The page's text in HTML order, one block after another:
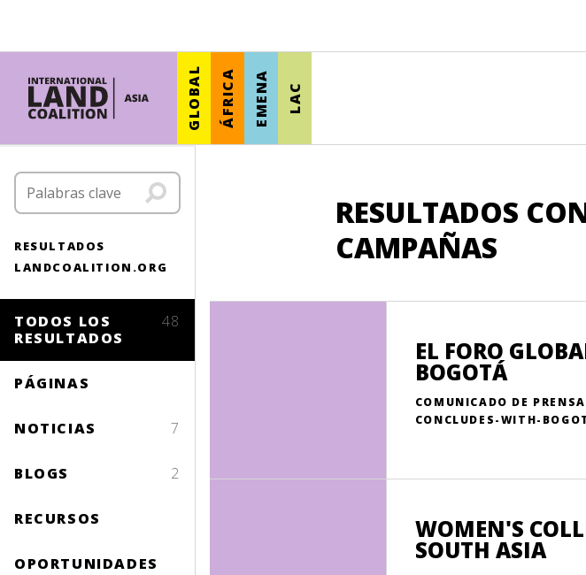
GLOBAL ÁFRICA EMENA LAC
RESULTADOS
LANDCOALITION.ORG
TODOS LOS
RESULTADOS
48
PÁGINAS
NOTICIAS 7
BLOGS 2
RECURSOS
OPORTUNIDADES
RESULTADOS
CAMPAÑAS
EL FORO
BOGOTÁ
COMUNICADO DE
CONCLUDES-WITH-
WOMEN'S
SOUTH ASIA